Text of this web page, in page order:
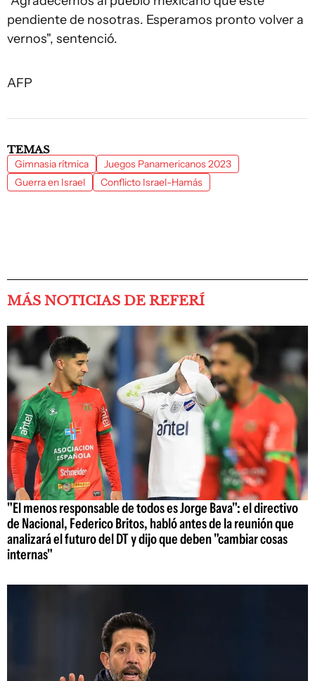
pendiente de nosotras. Esperamos pronto volver a
vernos", sentenció.
AFP
TEMAS
Gimnasia rítmica
Juegos Panamericanos 2023
Guerra en Israel
Conflicto Israel-Hamás
MÁS NOTICIAS DE REFERÍ
"El menos responsable de todos es Jorge Bava": el directivo
de Nacional, Federico Britos, habló antes de la reunión que
analizará el futuro del DT y dijo que deben "cambiar cosas
internas"